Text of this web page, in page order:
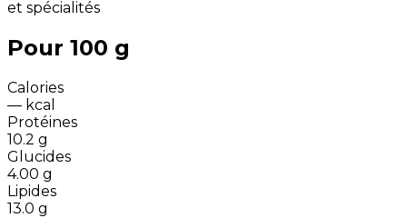
et spécialités
Pour 100 g
Calories
— kcal
Protéines
10.2 g
Glucides
4.00 g
Lipides
13.0 g